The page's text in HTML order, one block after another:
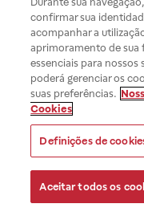
confirmar sua
acompanhar a
aprimoramento de sua
essenciais para
poderá gerenciar os
suas preferências.
Cookies
Definições de
Aceitar todos os